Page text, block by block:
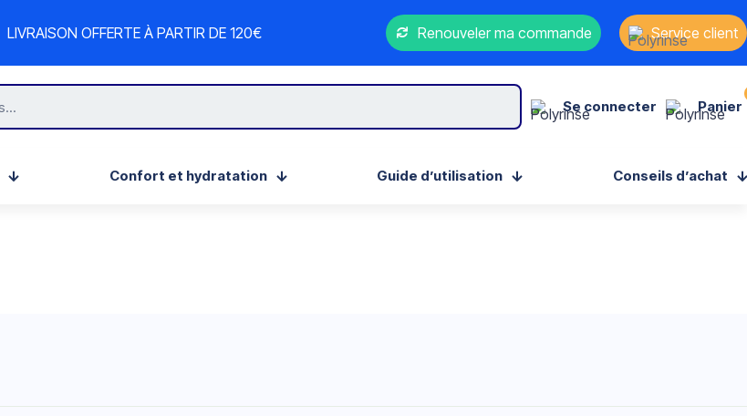
LIVRAISON OFFERTE À PARTIR DE 120€ Renouveler ma commande Service client
Se connecter Panier
Confort et hydratation Guide d’utilisation Conseils d’achat